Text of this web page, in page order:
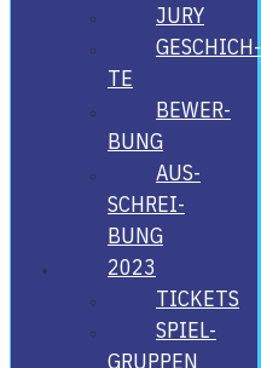
JURY
GESCHICH­
TE
BEWER­
BUNG
AUS­
SCHREI­
BUNG
2023
TICKETS
SPIEL­
GRUP­PEN